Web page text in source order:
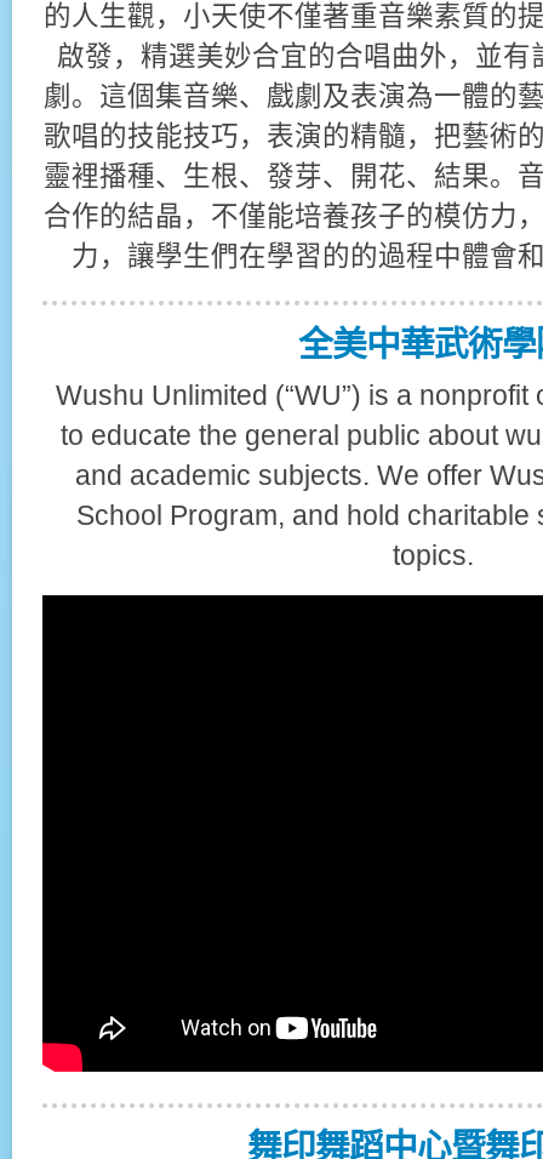
的人生觀，小天使不僅著重音樂素質的
啟發，精選美妙合宜的合唱曲外，並
劇。這個集音樂、戲劇及表演為一體的
歌唱的技能技巧，表演的精髓，把藝術
靈裡播種、生根、發芽、開花、結果。
合作的結晶，不僅能培養孩子的模仿力
力，讓學生們在學習的的過程中體會
全美中華武術學
Wushu Unlimited (“WU”) is a
to educate the general public about
and academic subjects. We offer
School Program, and hold charitable
topics.
舞印舞蹈中心暨舞